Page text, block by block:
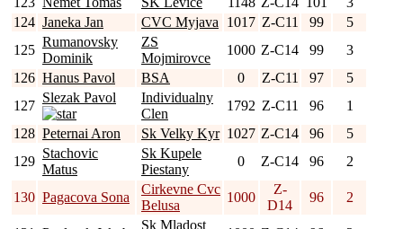
124 Janeka Jan CVC Myjava 1017 Z-C11 99
5
125
Rumanovsky
Dominik
ZS
Mojmirovce
1000 Z-C14 99
3
126 Hanus Pavol BSA 0 Z-C11 97
5
127
Slezak Pavol
Individualny
Clen
1792 Z-C11 96
1
128 Peternai Aron Sk Velky Kyr 1027 Z-C14 96
5
129
Stachovic
Matus
Sk Kupele
Piestany
0 Z-C14 96 2
130 Pagacova Sona
Cirkevne Cvc
Belusa
1000
Z-
D14
96 2
Sk Mladost